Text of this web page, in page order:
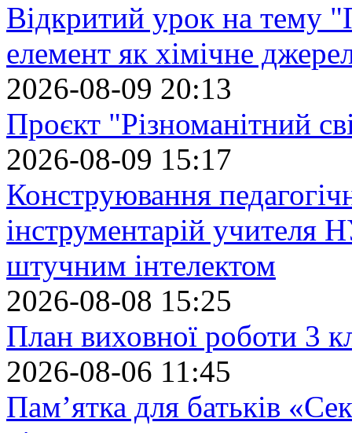
Відкритий урок на тему
елемент як хімічне
2026-08-09 20:13
Проєкт "Різноманітний
2026-08-09 15:17
Конструювання
інструментарій учителя
штучним інтелектом
2026-08-08 15:25
План виховної роботи 3
2026-08-06 11:45
Пам’ятка для батьків